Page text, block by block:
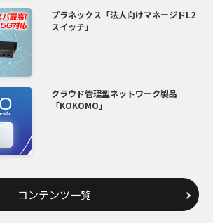
プラネックス「法人向けマネージドL2
スイッチ」
クラウド管理型ネットワーク製品
「KOKOMO」
コンテンツ一覧